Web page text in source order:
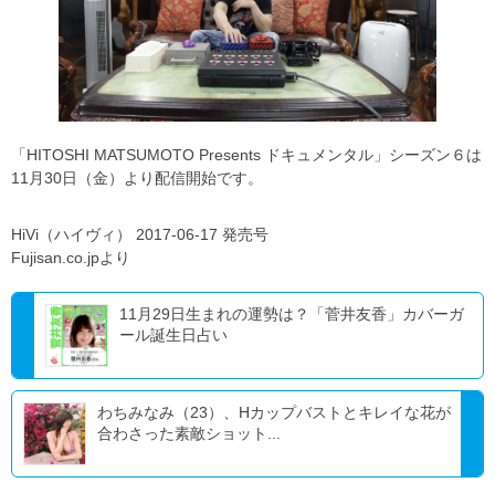
「HITOSHI MATSUMOTO Presents ドキュメンタル」シーズン６は
11月30日（金）より配信開始です。
HiVi（ハイヴィ） 2017-06-17 発売号
Fujisan.co.jpより
11月29日生まれの運勢は？「菅井友香」カバーガ
ール誕生日占い
わちみなみ（23）、Hカップバストとキレイな花が
合わさった素敵ショット...